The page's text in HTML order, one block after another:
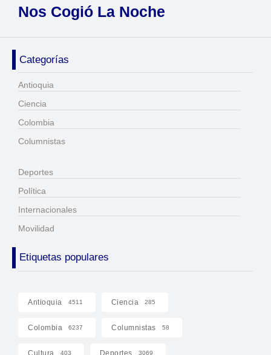
Nos Cogió La Noche
Categorías
Antioquia
Ciencia
Colombia
Columnistas
Deportes
Política
Internacionales
Movilidad
Etiquetas populares
Antioquia 4511 Ciencia 285
Colombia 6237 Columnistas 58
Cultura 403 Deportes 3069